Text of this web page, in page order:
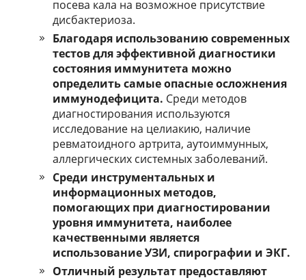
посева кала на возможное присутствие
дисбактериоза.
Благодаря использованию современных
тестов для эффективной диагностики
состояния иммунитета можно
определить самые опасные осложнения
иммунодефицита. Среди методов
диагностирования используются
исследование на целиакию, наличие
ревматоидного артрита, аутоиммунных,
аллергических системных заболеваний.
Среди инструментальных и
информационных методов,
помогающих при диагностировании
уровня иммунитета, наиболее
качественными является
использование УЗИ, спирографии и ЭКГ.
Отличный результат предоставляют